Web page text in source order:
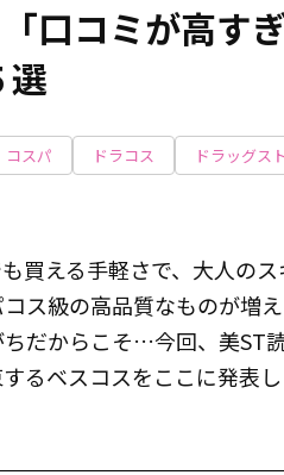
口コミが高す
選
コスパ ドラコス ドラッグス
買える手軽さで、大人の
ス級の高品質なものが増
だからこそ…今回、美ST
るベスコスをここに発表し